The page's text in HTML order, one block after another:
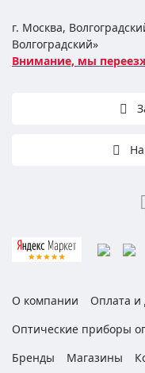
г. Москва,
Волгоградский»
Внимание, мы
О компании
Оплата и
Оптические приборы
Бренды
Магазины